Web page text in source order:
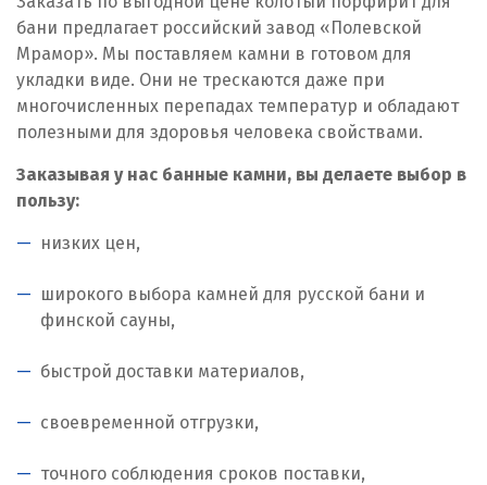
бани предлагает российский завод «Полевской
Мрамор». Мы поставляем камни в готовом для
укладки виде. Они не трескаются даже при
многочисленных перепадах температур и обладают
полезными для здоровья человека свойствами.
Заказывая у нас банные камни, вы делаете выбор в
пользу:
низких цен,
широкого выбора камней для русской бани и
финской сауны,
быстрой доставки материалов,
своевременной отгрузки,
точного соблюдения сроков поставки,